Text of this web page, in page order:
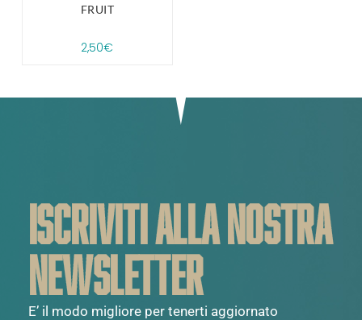
FRUIT
2,50€
ISCRIVITI ALLA NOSTRA
NEWSLETTER
E’ il modo migliore per tenerti aggiornato